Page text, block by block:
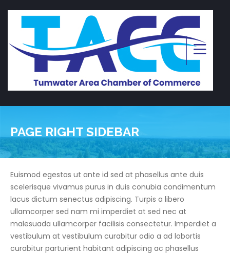
PAGE RIGHT SIDEBAR
Euismod egestas ut ante id sed at phasellus ante duis
scelerisque vivamus purus in duis conubia condimentum
lacus dictum senectus adipiscing. Turpis a libero
ullamcorper sed nam mi imperdiet at sed nec at
malesuada ullamcorper facilisis consectetur. Imperdiet a
vestibulum at vestibulum curabitur odio a ad lobortis
curabitur parturient habitant adipiscing ac phasellus